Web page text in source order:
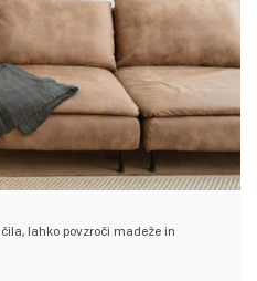
lahko povzroči madeže in